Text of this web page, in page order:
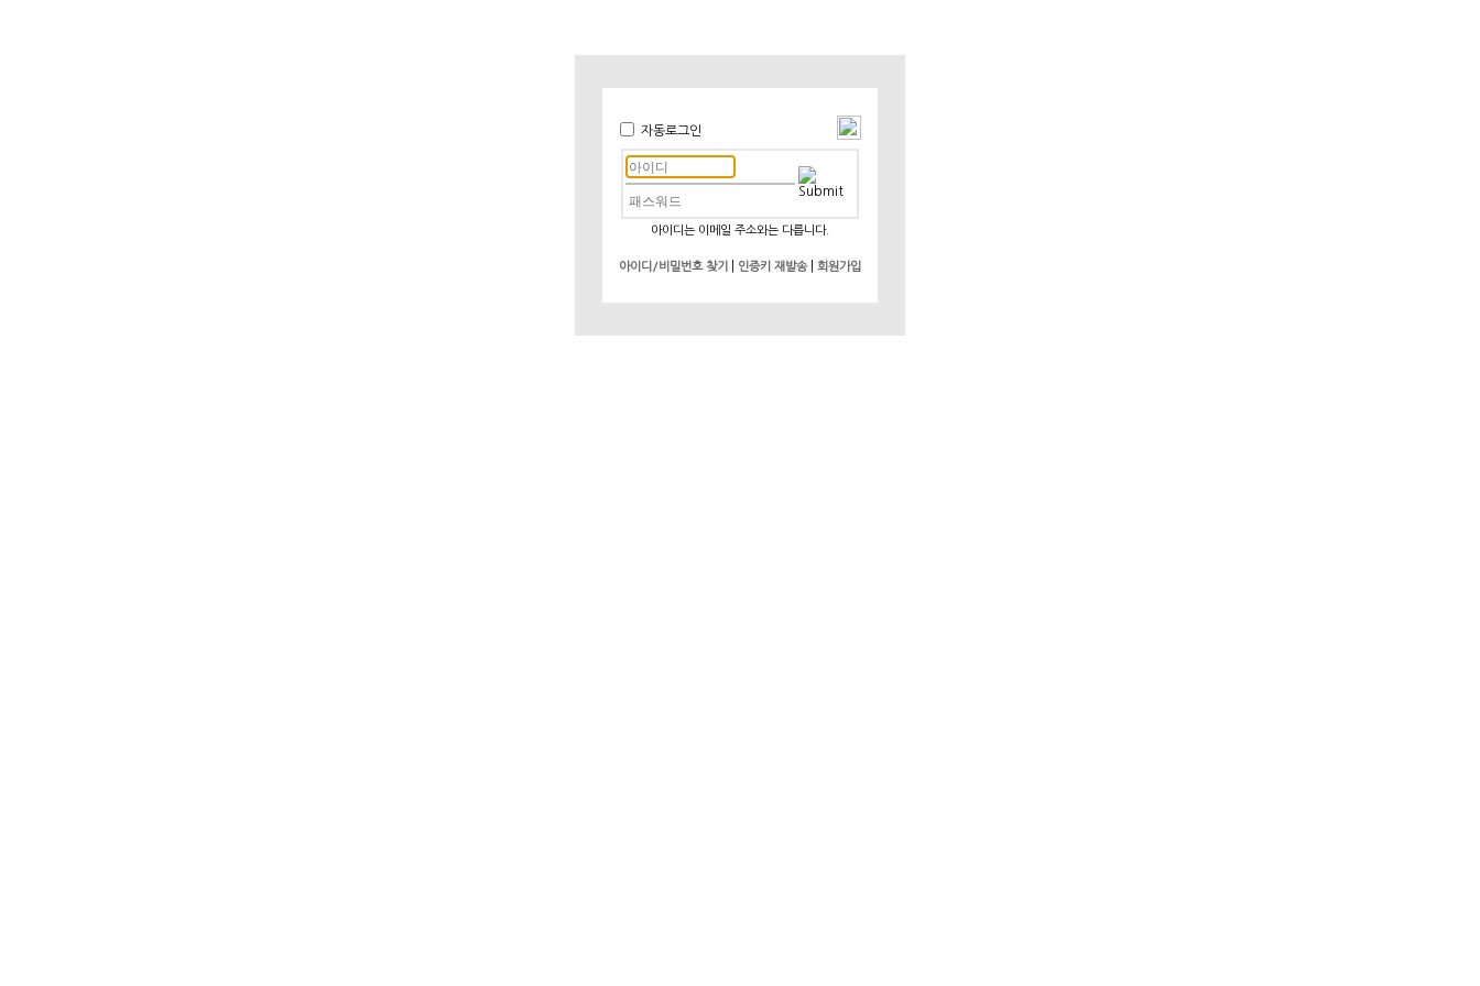
자동로그인
아이디는 이메일 주소와는 다릅니다.
아이디/비밀번호 찾기 인증키 재발송| 회원가입